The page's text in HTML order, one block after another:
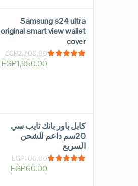
Samsung s24 ultra
original smart view wallet
cover
EGP2,700.00
EGP1,950.00
كابل باور بانك تايب سي
20سم داعم للشحن
السريع
EGP100.00
EGP60.00